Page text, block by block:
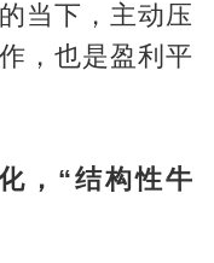
当下，主动压
，也是盈利平
，“结构性牛